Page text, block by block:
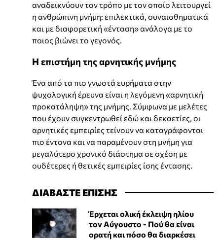
αναδεικνύουν τον τρόπο με τον οποίο λειτουργεί
η ανθρώπινη μνήμη: επιλεκτικά, συναισθηματικά
και με διαφορετική «ένταση» ανάλογα με το
ποιος βιώνει το γεγονός.
Η επιστήμη της αρνητικής μνήμης
Ένα από τα πιο γνωστά ευρήματα στην
ψυχολογική έρευνα είναι η λεγόμενη «αρνητική
προκατάληψη» της μνήμης. Σύμφωνα με μελέτες
που έχουν συγκεντρωθεί εδώ και δεκαετίες, οι
αρνητικές εμπειρίες τείνουν να καταγράφονται
πιο έντονα και να παραμένουν στη μνήμη για
μεγαλύτερο χρονικό διάστημα σε σχέση με
ουδέτερες ή θετικές εμπειρίες ίσης έντασης.
ΔΙΑΒΑΣΤΕ ΕΠΙΣΗΣ
Έρχεται ολική έκλειψη ηλίου
τον Αύγουστο - Πού θα είναι
ορατή και πόσο θα διαρκέσει